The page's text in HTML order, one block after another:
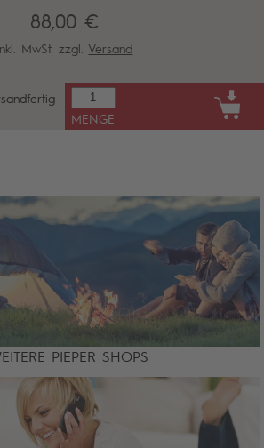
88,00 €
MwSt. zzgl. Versand
MENGE
PIEPER SHOPS